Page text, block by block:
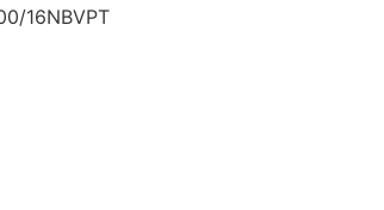
16NBVPT